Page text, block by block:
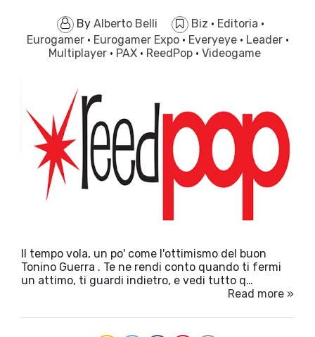
By Alberto Belli Biz · Editoria ·
Eurogamer · Eurogamer Expo · Everyeye · Leader ·
Multiplayer · PAX · ReedPop · Videogame
Il tempo vola, un po' come l'ottimismo del buon
Tonino Guerra . Te ne rendi conto quando ti fermi
un attimo, ti guardi indietro, e vedi tutto q…
Read more »